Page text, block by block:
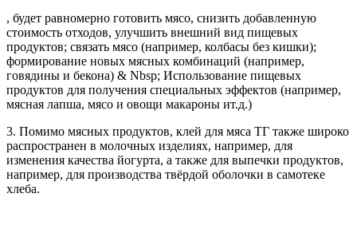
, будет равномерно готовить мясо, снизить добавленную
стоимость отходов, улучшить внешний вид пищевых
продуктов; связать мясо (например, колбасы без кишки);
формирование новых мясных комбинаций (например,
говядины и бекона) & Nbsp; Использование пищевых
продуктов для получения специальных эффектов (например,
мясная лапша, мясо и овощи макароны ит.д.)
3. Помимо мясных продуктов, клей для мяса ТГ также широко
распространен в молочных изделиях, например, для
изменения качества йогурта, а также для выпечки продуктов,
например, для производства твёрдой оболочки в самотеке
хлеба.